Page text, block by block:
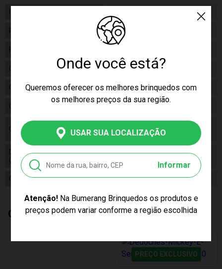
Onde você está?
Queremos oferecer os melhores brinquedos com
os melhores preços da sua região.
USAR SUA LOCALIZAÇÃO
Informar
Atenção!Na Bumerang Brinquedos os produtos e
preços podem variar conforme a região escolhida
Personagem Mickey
Fabricante
Código F00983
Código de Barras 7908489402427
Composição
Conteúdo da Embalagem
01 Pelúcia Disney Mickey 60
cm
Dimensões do Produto
(A,L,C)
60 cm
Cor Produto Multicor
Quem Comprou, Também Levou
PREÇO EXCLUSIVO